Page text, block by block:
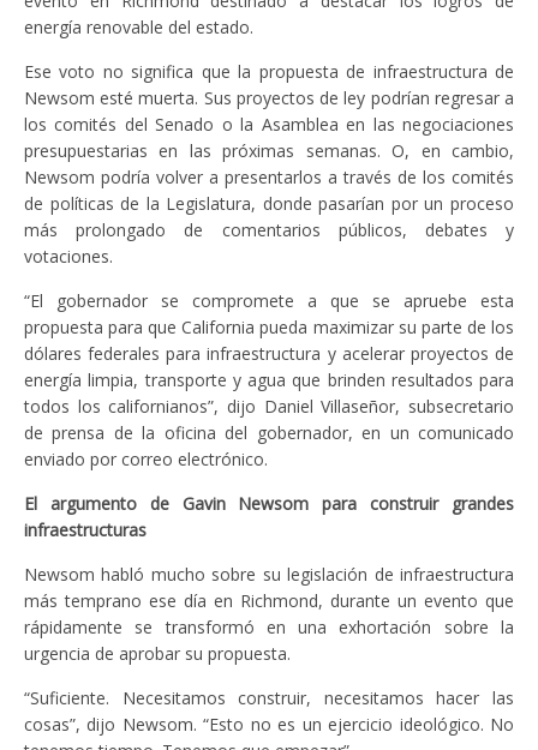
energía renovable del estado.
Ese voto no significa que la propuesta de infraestructura de
Newsom esté muerta. Sus proyectos de ley podrían regresar a
los comités del Senado o la Asamblea en las negociaciones
presupuestarias en las próximas semanas. O, en cambio,
Newsom podría volver a presentarlos a través de los comités
de políticas de la Legislatura, donde pasarían por un proceso
más prolongado de comentarios públicos, debates y
votaciones.
“El gobernador se compromete a que se apruebe esta
propuesta para que California pueda maximizar su parte de los
dólares federales para infraestructura y acelerar proyectos de
energía limpia, transporte y agua que brinden resultados para
todos los californianos”, dijo Daniel Villaseñor, subsecretario
de prensa de la oficina del gobernador, en un comunicado
enviado por correo electrónico.
El argumento de Gavin Newsom para construir grandes
infraestructuras
Newsom habló mucho sobre su legislación de infraestructura
más temprano ese día en Richmond, durante un evento que
rápidamente se transformó en una exhortación sobre la
urgencia de aprobar su propuesta.
“Suficiente. Necesitamos construir, necesitamos hacer las
cosas”, dijo Newsom. “Esto no es un ejercicio ideológico. No